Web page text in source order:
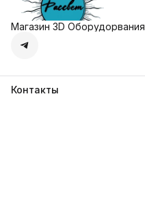
Магазин 3D Оборудорвания
Контакты